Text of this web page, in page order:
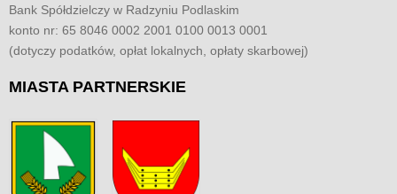
Bank Spółdzielczy w Radzyniu Podlaskim
konto nr: 65 8046 0002 2001 0100 0013 0001
(dotyczy podatków, opłat lokalnych, opłaty skarbowej)
MIASTA PARTNERSKIE